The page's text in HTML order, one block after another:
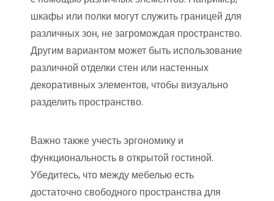
шкафы или полки могут служить границей для
различных зон, не загромождая пространство.
Другим вариантом может быть использование
различной отделки стен или настенных
декоративных элементов, чтобы визуально
разделить пространство.
Важно также учесть эргономику и
функциональность в открытой гостиной.
Убедитесь, что между мебелью есть
достаточно свободного пространства для